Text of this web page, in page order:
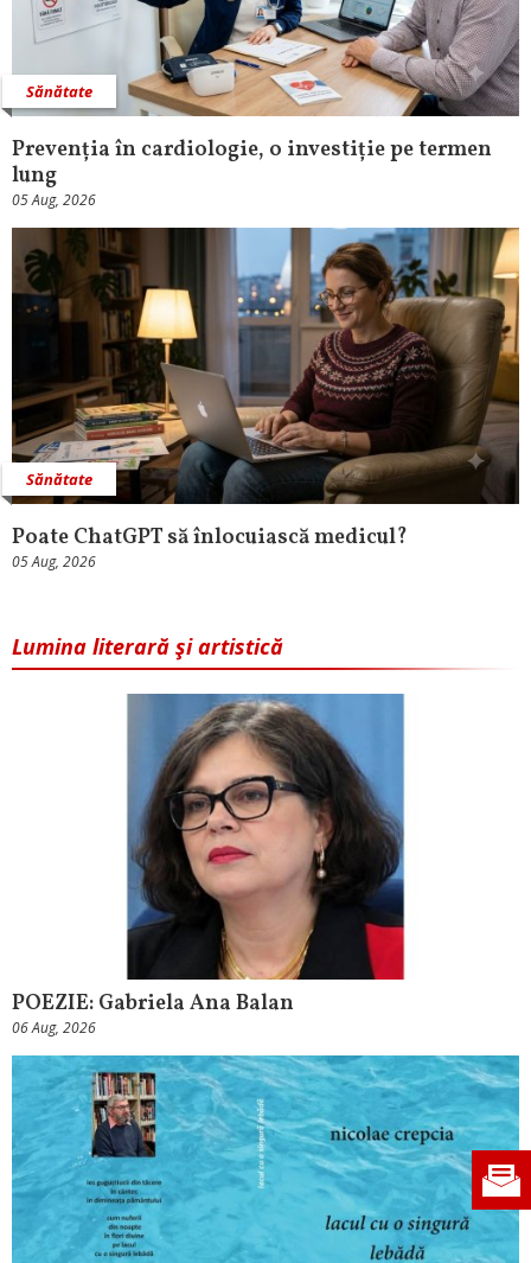
Sănătate
Prevenția în cardiologie, o investiție pe termen
lung
05 Aug, 2026
Sănătate
Poate ChatGPT să înlocuiască medicul?
05 Aug, 2026
Lumina literară şi artistică
POEZIE: Gabriela Ana Balan
06 Aug, 2026